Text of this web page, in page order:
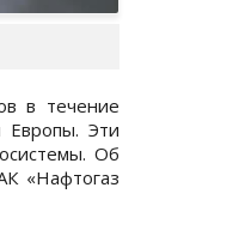
в течение
Европы. Эти
Об
«Нафтогаз